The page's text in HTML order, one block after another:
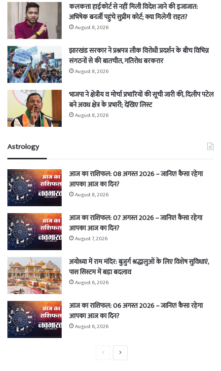
कलकत्ता हाईकोर्ट से नहीं मिली विदेश जाने की इजाजात:
अभिषेक बनर्जी पहुंचे सुप्रीम कोर्ट; क्या मिलेगी राहत?
August 8, 2026
झारखंड सरकार ने प्रश्नपत्र लीक विरोधी प्रदर्शन के बीच विभिन्न
संगठनों से की बातचीत, गतिरोध बरकरार
August 8, 2026
भाजपा ने क्षेत्रीय व मोर्चा प्रभारियों की सूची जारी की, दिलीप पटेल
बने अवध क्षेत्र के प्रभारी; देखिए लिस्ट
August 8, 2026
Astrology
आज का राशिफल: 08 अगस्त 2026 – जानिए! कैसा रहेगा
आपका आज का दिन?
August 8, 2026
आज का राशिफल: 07 अगस्त 2026 – जानिए! कैसा रहेगा
आपका आज का दिन?
August 7, 2026
अयोध्या में राम मंदिर: बुजुर्ग श्रद्धालुओं के लिए विशेष सुविधाएं,
पास सिस्टम में बड़ा बदलाव
August 6, 2026
आज का राशिफल: 06 अगस्त 2026 – जानिए! कैसा रहेगा
आपका आज का दिन?
August 6, 2026
PreviousNext